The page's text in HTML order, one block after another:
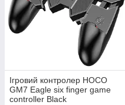
Ігровий контролер HOCO
GM7 Eagle six finger game
controller Black